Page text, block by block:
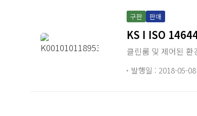
구판 판매
KS I ISO
클린룸 및 제어된
발행일 : 2018-05-08